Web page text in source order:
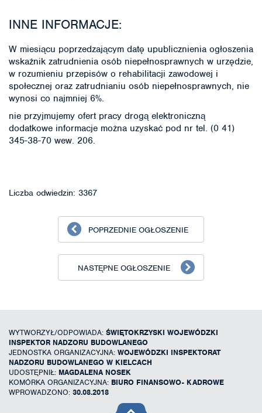
INNE INFORMACJE:
W miesiącu poprzedzającym datę upublicznienia ogłoszenia
wskaźnik zatrudnienia osób niepełnosprawnych w urzędzie,
w rozumieniu przepisów o rehabilitacji zawodowej i
społecznej oraz zatrudnianiu osób niepełnosprawnych, nie
wynosi co najmniej 6%.
nie przyjmujemy ofert pracy drogą elektroniczną
dodatkowe informacje można uzyskać pod nr tel. (0 41)
345-38-70 wew. 206.
Liczba odwiedzin: 3367
POPRZEDNIE OGŁOSZENIE
NASTĘPNE OGŁOSZENIE
WYTWORZYŁ/ODPOWIADA: ŚWIĘTOKRZYSKI WOJEWÓDZKI
INSPEKTOR NADZORU BUDOWLANEGO
JEDNOSTKA ORGANIZACYJNA: WOJEWÓDZKI INSPEKTORAT
NADZORU BUDOWLANEGO W KIELCACH
UDOSTĘPNIŁ: MAGDALENA NOSEK
KOMÓRKA ORGANIZACYJNA: BIURO FINANSOWO- KADROWE
WPROWADZONO: 30.08.2018